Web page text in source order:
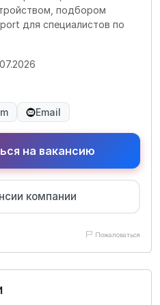
подбором
для специалистов по
Email
на вакансию
компании
Пожаловаться